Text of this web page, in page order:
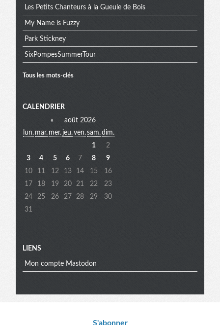
Les Petits Chanteurs à la Gueule de Bois
My Name is Fuzzy
Park Stickney
SixPompesSummerTour
Tous les mots-clés
Menu
extra
CALENDRIER
«
août 2026
lun. mar. mer. jeu.ven.sam.dim.
1
2
3
4 5 6 7 8
9
10
11 12 13 14 15
16
17
18 19 20 21 22
23
24
25 26 27 28 29
30
31
LIENS
Mon compte Mastodon
S'abonner